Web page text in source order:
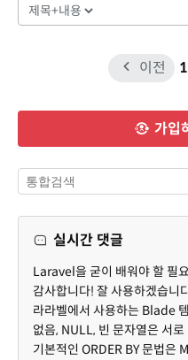
이전 1
가입
실시간 댓글
감사합니다! 잘 사용하겠습니